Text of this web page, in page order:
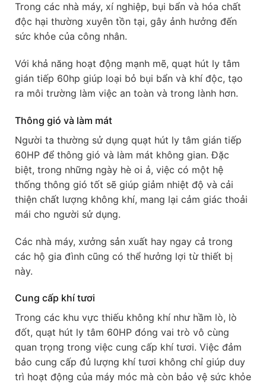
Trong các nhà máy, xí nghiệp, bụi bẩn và hóa chất
độc hại thường xuyên tồn tại, gây ảnh hưởng đến
sức khỏe của công nhân.
Với khả năng hoạt động mạnh mẽ, quạt hút ly tâm
gián tiếp 60hp giúp loại bỏ bụi bẩn và khí độc, tạo
ra môi trường làm việc an toàn và trong lành hơn.
Thông gió và làm mát
Người ta thường sử dụng quạt hút ly tâm gián tiếp
60HP để thông gió và làm mát không gian. Đặc
biệt, trong những ngày hè oi ả, việc có một hệ
thống thông gió tốt sẽ giúp giảm nhiệt độ và cải
thiện chất lượng không khí, mang lại cảm giác thoải
mái cho người sử dụng.
Các nhà máy, xưởng sản xuất hay ngay cả trong
các hộ gia đình cũng có thể hưởng lợi từ thiết bị
này.
Cung cấp khí tươi
Trong các khu vực thiếu không khí như hầm lò, lò
đốt, quạt hút ly tâm 60HP đóng vai trò vô cùng
quan trọng trong việc cung cấp khí tươi. Việc đảm
bảo cung cấp đủ lượng khí tươi không chỉ giúp duy
trì hoạt động của máy móc mà còn bảo vệ sức khỏe